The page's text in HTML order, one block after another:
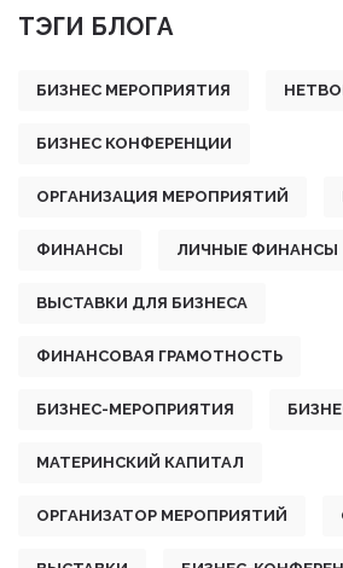
ТЭГИ БЛОГА
БИЗНЕС МЕРОПРИЯТИЯ
БИЗНЕС КОНФЕРЕНЦИИ
ОРГАНИЗАЦИЯ МЕРОПРИЯТИЙ
ФИНАНСЫ ЛИЧНЫЕ ФИНАНСЫ
ВЫСТАВКИ ДЛЯ БИЗНЕСА
ФИНАНСОВАЯ ГРАМОТНОСТЬ
БИЗНЕС-МЕРОПРИЯТИЯ
МАТЕРИНСКИЙ КАПИТАЛ
ОРГАНИЗАТОР МЕРОПРИЯТИЙ